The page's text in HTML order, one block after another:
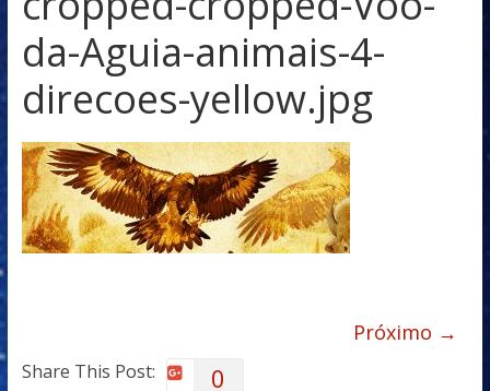
da-Aguia-animais-4-
direcoes-yellow.jpg
Próximo →
Share This Post: 0